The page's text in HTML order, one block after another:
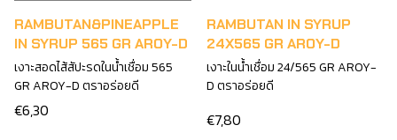
RAMBUTAN&PINEAPPLE
IN SYRUP 565 GR AROY-D
เงาะสอดไส้สัปะรดในน้ำเชื่อม 565
GR AROY-D ตราอร่อยดี
€6,30
RAMBUTAN IN SYRUP
24X565 GR AROY-D
เงาะในน้ำเชื่อม 24/565 GR AROY-
D ตราอร่อยดี
€7,80